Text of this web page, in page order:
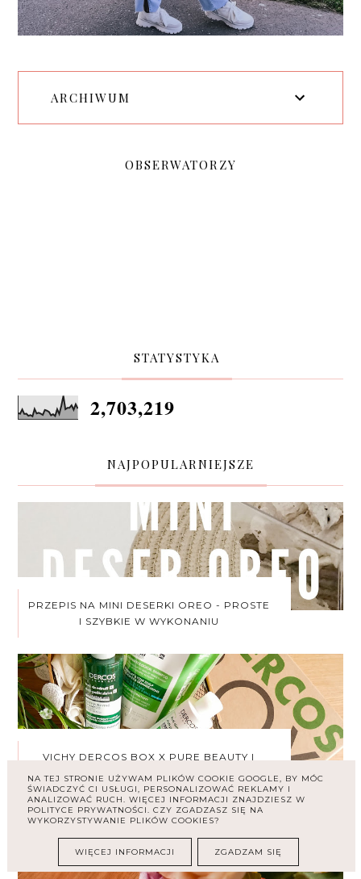
ARCHIWUM
OBSERWATORZY
STATYSTYKA
2,703,219
NAJPOPULARNIEJSZE
PRZEPIS NA MINI DESERKI OREO - PROSTE
I SZYBKIE W WYKONANIU
VICHY DERCOS BOX X PURE BEAUTY |
SZAMPONY, KTÓRE POMOGĄ W WALCE Z
ŁUPIEŻEM
NA TEJ STRONIE UŻYWAM PLIKÓW COOKIE GOOGLE, BY MÓC
ŚWIADCZYĆ CI USŁUGI, PERSONALIZOWAĆ REKLAMY I
ANALIZOWAĆ RUCH. WIĘCEJ INFORMACJI ZNAJDZIESZ W
POLITYCE PRYWATNOŚCI. CZY ZGADZASZ SIĘ NA
WYKORZYSTYWANIE PLIKÓW COOKIES?
WIĘCEJ INFORMACJI ZGADZAM SIĘ